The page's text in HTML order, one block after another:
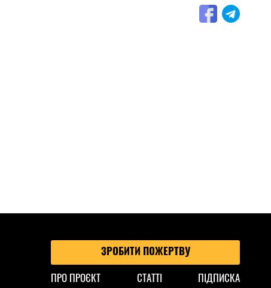
ЗРОБИТИ ПОЖЕРТВУ
ПРО ПРОЄКТ СТАТТІ ПІДПИСКА